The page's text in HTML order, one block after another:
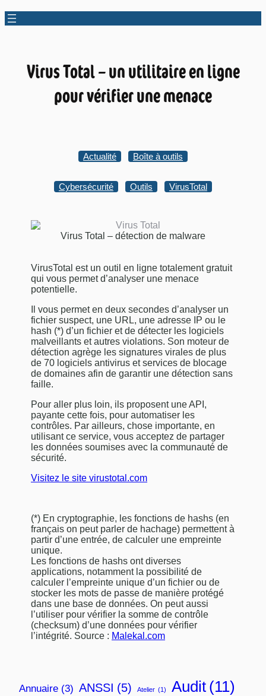
Virus Total – un utilitaire en ligne
pour vérifier une menace
Actualité Boîte à outils
Cybersécurité Outils VirusTotal
Virus Total – détection de malware
VirusTotal est un outil en ligne totalement gratuit
qui vous permet d’analyser une menace
potentielle.
Il vous permet en deux secondes d’analyser un
fichier suspect, une URL, une adresse IP ou le
hash (*) d’un fichier et de détecter les logiciels
malveillants et autres violations. Son moteur de
détection agrège les signatures virales de plus
de 70 logiciels antivirus et services de blocage
de domaines afin de garantir une détection sans
faille.
Pour aller plus loin, ils proposent une API,
payante cette fois, pour automatiser les
contrôles. Par ailleurs, chose importante, en
utilisant ce service, vous acceptez de partager
les données soumises avec la communauté de
sécurité.
Visitez le site virustotal.com
(*) En cryptographie, les fonctions de hashs (en
français on peut parler de hachage) permettent à
partir d’une entrée, de calculer une empreinte
unique.
Les fonctions de hashs ont diverses
applications, notamment la possibilité de
calculer l’empreinte unique d’un fichier ou de
stocker les mots de passe de manière protégé
dans une base de données. On peut aussi
l’utiliser pour vérifier la somme de contrôle
(checksum) d’une données pour vérifier
l’intégrité. Source : Malekal.com
Annuaire (3) ANSSI (5) Atelier (1) Audit (11)